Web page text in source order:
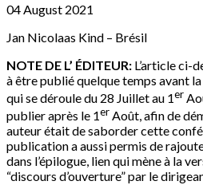
04 August 2021
Jan Nicolaas Kind – Brésil
NOTE DE L’ ÉDITEUR: L’article ci-
à être publié quelque temps avant
qui se déroule du 28 Juillet au 1er
publier après le 1erAoût, afin de
auteur était de saborder cette
publication a aussi permis de
dans l’épilogue, lien qui mène à la
“discours d’ouverture” par le